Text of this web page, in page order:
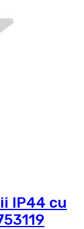
IP44 cu